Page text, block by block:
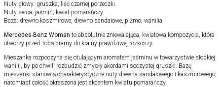
Nuty głowy: gruszka, liść czarnej porzeczki.
Nuty serca: jaśmin, kwiat pomarańczy.
Baza: drewno kaszmirowe, drewno sandałowe, piżmo, wanilia.
Mercedes-Benz Woman to absolutnie zniewalająca, kwiatowa kompozycja, która
otworzy przed Tobą bramy do krainy prawdziwej rozkoszy.
Mieszanka rozpoczyna się otulającym aromatem jaśminu w towarzystwie słodkiej
wanilii, by po chwili rozbudzić zmysły akordami soczystej gruszki. Bazę
mieszanki stanowią charakterystyczne nuty drewna sandałowego i kaszmirowego,
natomiast całość okraszona jest akcentem kwiatu pomarańczy.